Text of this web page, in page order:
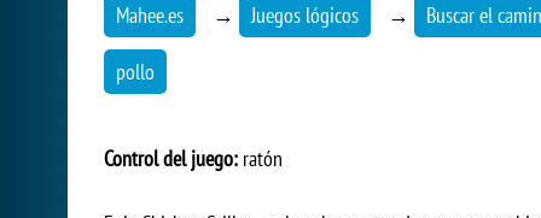
Mahee.es → Juegos lógicos → Buscar el
pollo
Control del juego: ratón